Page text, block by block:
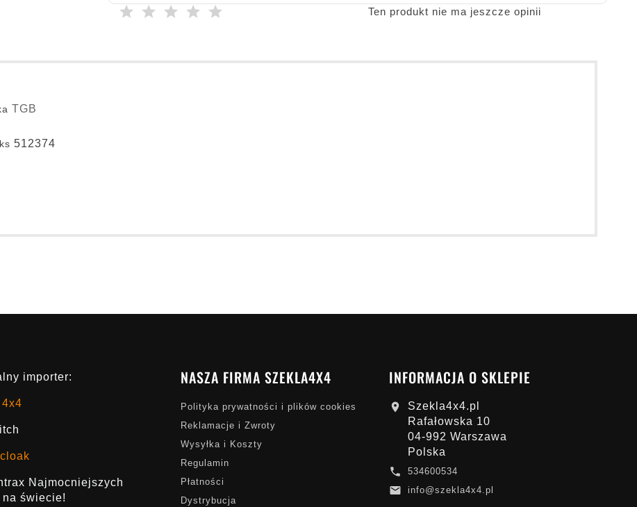
Ten produkt nie ma jeszcze opinii
TGB
512374
importer:
Najmocniejszych
na świecie!
NASZA FIRMA SZEKLA4X4
Polityka prywatności i plików cookies
Reklamacje i Zwroty
Wysyłka i Koszty
Regulamin
Płatności
Dystrybucja
INFORMACJA O SKLEPIE

Szekla4x4.pl
Rafałowska 10
04-992 Warszawa
Polska
 534600534
 info@szekla4x4.pl